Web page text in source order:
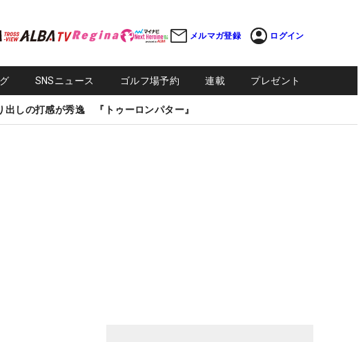
メルマガ登録 ログイン
SNSニュース ゴルフ場予約 連載 プレゼント
出しの打感が秀逸 『トゥーロンパター』